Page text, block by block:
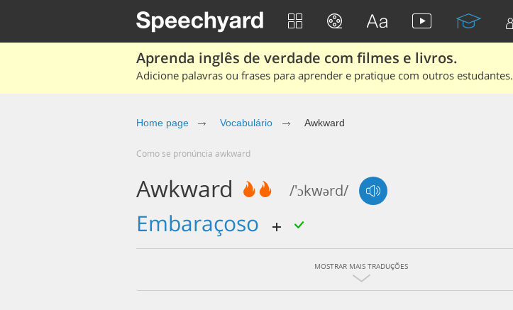
Aprenda inglês de verdade com filmes e livros.
Adicione palavras ou frases para aprender e pratique com outros estudantes.
Home page Vocabulário Awkward
Como se pronúncia awkward
Awkward /'ɔkwərd/
embaraçoso
MOSTRAR MAIS TRADUÇÕES